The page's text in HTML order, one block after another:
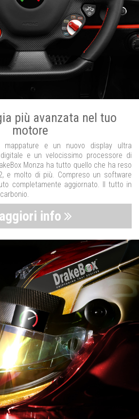
più avanzata nel tuo
motore
mappature e un nuovo display ultra
e un velocissimo processore di
Monza ha tutto quello che ha reso
e molto di più. Compreso un software
completamente aggiornato. Il tutto in
info